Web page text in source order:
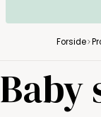
Forside
Baby